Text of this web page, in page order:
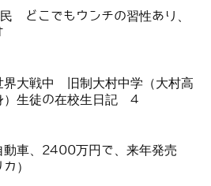
どこでもウンチの習性あり、
界大戦中 旧制大村中学（大村高
）生徒の在校生日記 4
動車、2400万円で、来年発売
）